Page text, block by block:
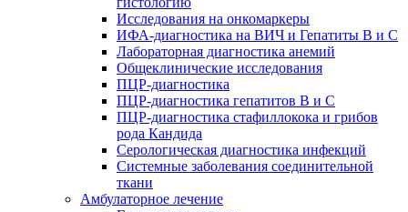
Исследования на онкомаркеры
ИФА-диагностика на ВИЧ и Гепатиты B и C
Лабораторная диагностика анемий
Общеклинические исследования
ПЦР-диагностика
ПЦР-диагностика гепатитов B и C
ПЦР-диагностика стафиллокока и грибов
рода Кандида
Серологическая диагностика инфекций
Системные заболевания соединительной
ткани
Амбулаторное лечение